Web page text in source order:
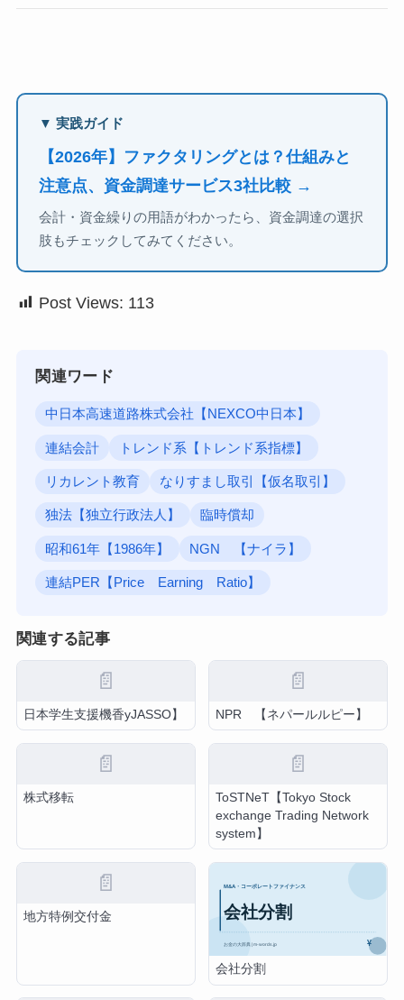
▼ 実践ガイド
【2026年】ファクタリングとは？仕組みと
注意点、資金調達サービス3社比較 →
会計・資金繰りの用語がわかったら、資金調達の選択
肢もチェックしてみてください。
Post Views: 113
関連ワード
中日本高速道路株式会社【NEXCO中日本】
連結会計 トレンド系【トレンド系指標】
リカレント教育 なりすまし取引【仮名取引】
独法【独立行政法人】 臨時償却
昭和61年【1986年】 NGN 【ナイラ】
連結PER【Price Earning Ratio】
関連する記事
📄
日本学生支援機香yJASSO】
📄
NPR 【ネパールルピー】
📄
株式移転
📄
ToSTNeT【Tokyo Stock
exchange Trading Network
system】
📄
地方特例交付金
会社分割